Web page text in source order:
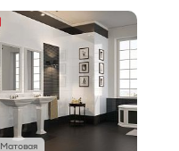
Матовая